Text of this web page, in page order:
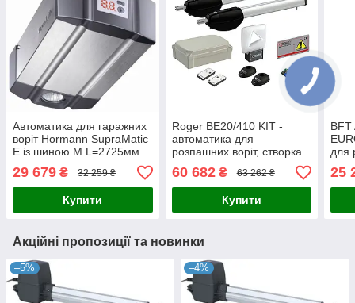
Автоматика для гаражних
воріт Hormann SupraMatic
Е із шиною М L=2725мм
29 679 ₴ 32 259 ₴
Купити
Roger BE20/410 KIT -
автоматика для
розпашних воріт, створка
60 682₴ 63 262 ₴
Купити
BFT
для
25
Акційні пропозиції та новинки
–5% –4%